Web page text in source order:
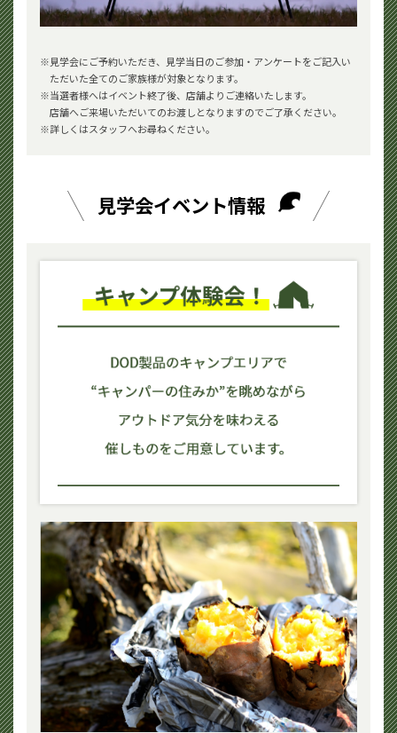
見学会にご予約いただき、見学当日のご参加・アンケートをご記入い
ただいた全てのご家族様が対象となります。
当選者様へはイベント終了後、店舗よりご連絡いたします。
店舗へご来場いただいてのお渡しとなりますのでご了承ください。
詳しくはスタッフへお尋ねください。
見学会イベント情報